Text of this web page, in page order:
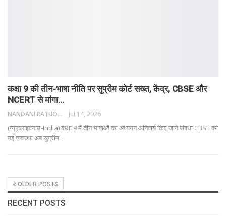
कक्षा 9 की तीन-भाषा नीति पर सुप्रीम कोर्ट सख्त, केंद्र, CBSE और
NCERT से मांगा…
NANDANI RATHORE Jul 14, 2026
(न्यूज़लाइवनाउ-India) कक्षा 9 में तीन भाषाओं का अध्ययन अनिवार्य किए जाने संबंधी CBSE की
नई व्यवस्था अब सुप्रीम…
OLDER POSTS
RECENT POSTS